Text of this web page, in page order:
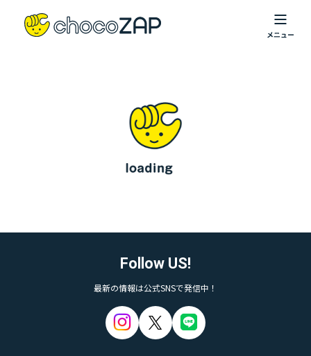
Follow US!
最新の情報は公式SNSで発信中！